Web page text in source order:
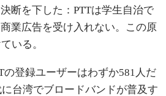
断を下した：PTTは学生自治で
業広告を受け入れない。この原
いる。
の登録ユーザーはわずか581人だ
台湾でブロードバンドが普及す